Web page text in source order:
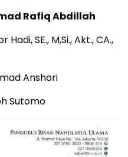
Rafiq Abdillah
SE., M,Si., Akt., CA.,
Anshori
Sutomo